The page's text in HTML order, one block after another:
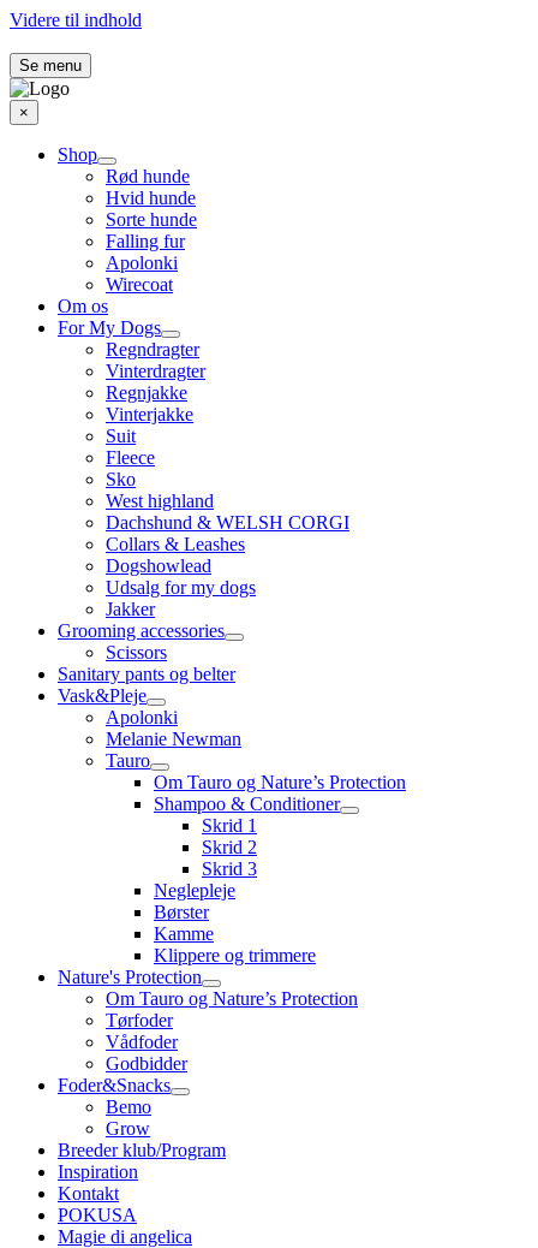
Videre til indhold
Se menu
×
Shop
Rød hunde
Hvid hunde
Sorte hunde
Falling fur
Apolonki
Wirecoat
Om os
For My Dogs
Regndragter
Vinterdragter
Regnjakke
Vinterjakke
Suit
Fleece
Sko
West highland
Dachshund & WELSH CORGI
Collars & Leashes
Dogshowlead
Udsalg for my dogs
Jakker
Grooming accessories
Scissors
Sanitary pants og belter
Vask&Pleje
Apolonki
Melanie Newman
Tauro
Om Tauro og Nature’s Protection
Shampoo & Conditioner
Skrid 1
Skrid 2
Skrid 3
Neglepleje
Børster
Kamme
Klippere og trimmere
Nature's Protection
Om Tauro og Nature’s Protection
Tørfoder
Vådfoder
Godbidder
Foder&Snacks
Bemo
Grow
Breeder klub/Program
Inspiration
Kontakt
POKUSA
Magie di angelica